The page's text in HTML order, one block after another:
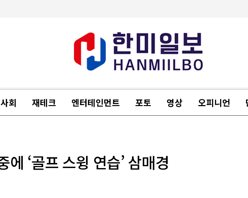
사회 재테크 엔터테인먼트 포토 영상 오피니언
‘골프 스윙 연습’ 삼매경